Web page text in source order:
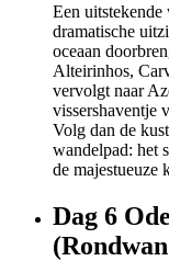
Een
dramatische
oceaan
Alteirinhos,
vervolgt naar
vissershaventje
Volg dan de
wandelpad: het
de majestueuze
Dag 6